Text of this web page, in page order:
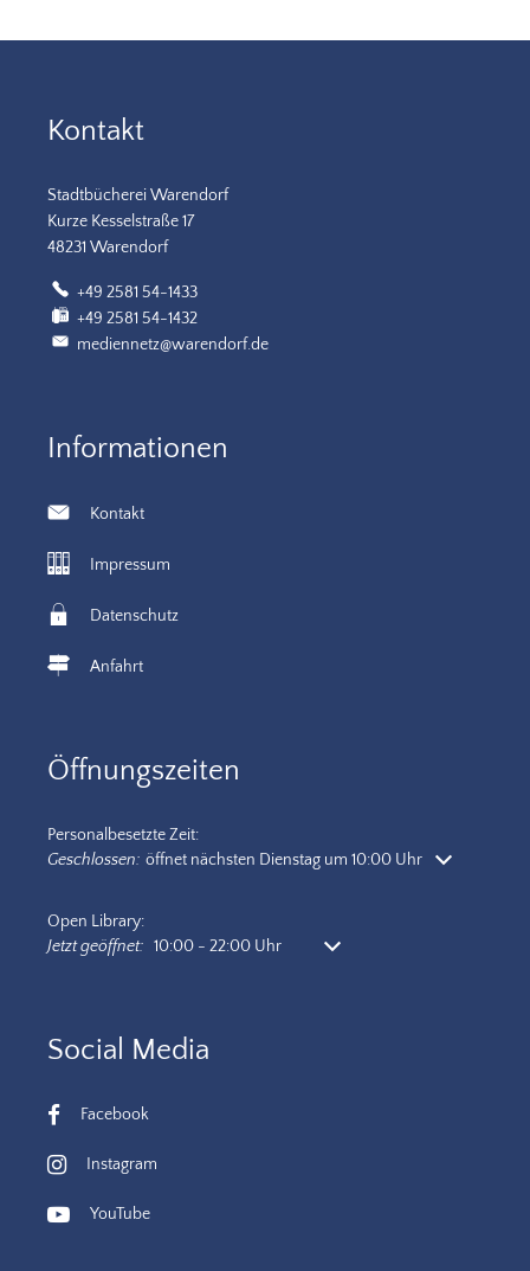
Kontakt
Stadtbücherei Warendorf
Kurze Kesselstraße 17
48231 Warendorf
+49 2581 54-1433
+49 2581 54-1432
mediennetz@warendorf.de
Informationen
Kontakt
Impressum
Datenschutz
Anfahrt
Öffnungszeiten
Personalbesetzte Zeit:
Klicken, um weitere Öffnungs- oder Schließzeiten auszublenden
Geschlossen: öffnet nächsten Dienstag um 10:00 Uhr
Open Library:
Klicken, um weitere Öffnungs- oder Schließzeiten auszublenden
Jetzt geöffnet: 10:00 - 22:00 Uhr Von 10:00 bis 22:00 Uhr
Social Media
Facebook
Instagram
YouTube